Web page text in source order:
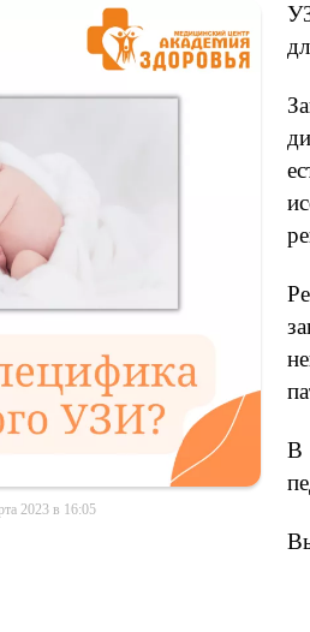
2023 в 16:05
В